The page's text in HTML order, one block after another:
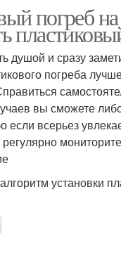
погреб
душой и сразу
погреба
вы сможете
если всерьез
регулярно мониторите
установки